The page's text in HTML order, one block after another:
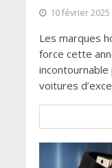
10 février 2025
Les marques
force cette
voitures